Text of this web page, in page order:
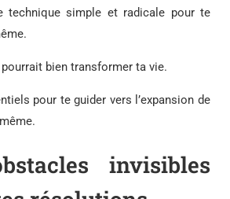
technique simple et radicale pour te
bien transformer ta vie.
pour te guider vers l’expansion de
invisibles